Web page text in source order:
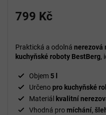
produktu
z
5
799 Kč
Praktická a odolná nerezová
kuchyňské roboty BestBerg,
Objem 5 l
Určeno pro kuchyňské
Materiál
kvalitní
Vhodná pro míchání,